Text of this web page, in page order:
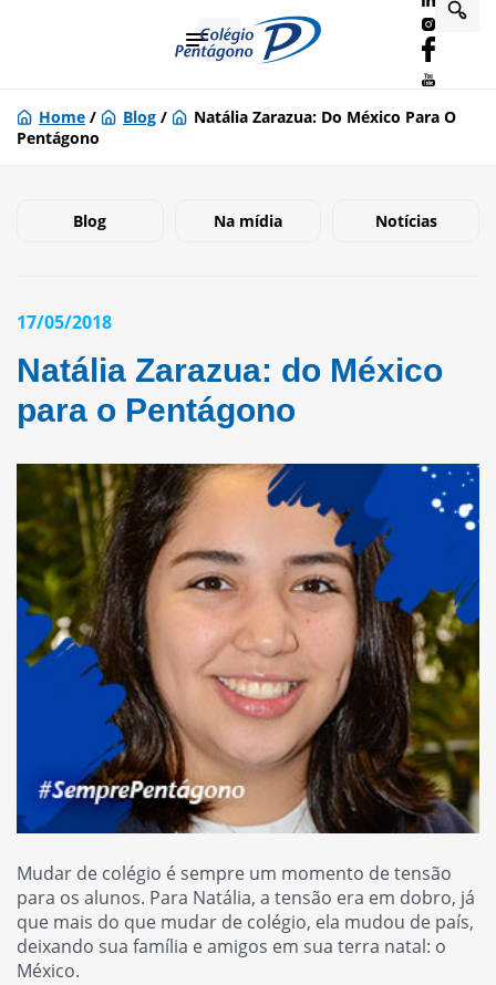
Home / Blog /
Natália Zarazua: Do México Para O
Pentágono
Blog Na mídia Notícias
17/05/2018
Natália Zarazua: do México
para o Pentágono
Mudar de colégio é sempre um momento de tensão
para os alunos. Para Natália, a tensão era em dobro, já
que mais do que mudar de colégio, ela mudou de país,
deixando sua família e amigos em sua terra natal: o
México.